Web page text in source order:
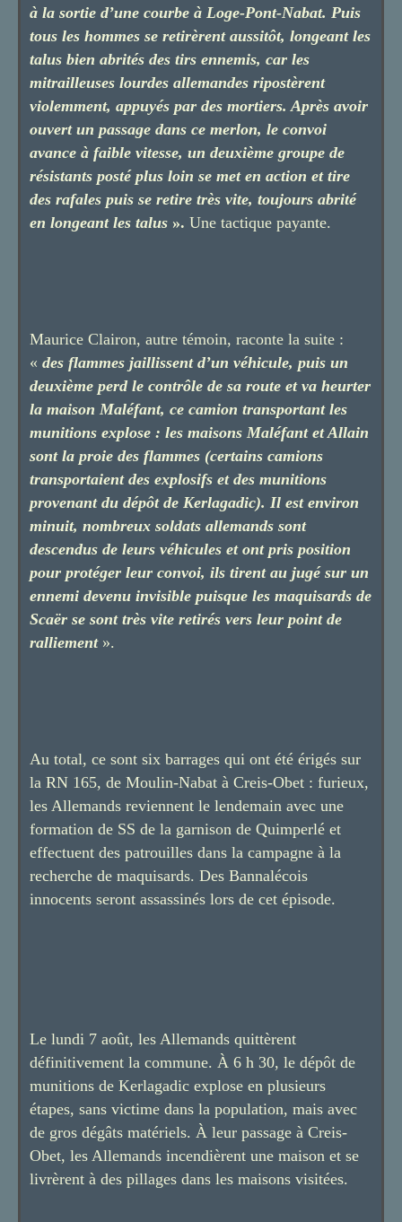
à la sortie d’une courbe à Loge-Pont-Nabat. Puis
tous les hommes se retirèrent aussitôt, longeant les
talus bien abrités des tirs ennemis, car les
mitrailleuses lourdes allemandes ripostèrent
violemment, appuyés par des mortiers. Après avoir
ouvert un passage dans ce merlon, le convoi
avance à faible vitesse, un deuxième groupe de
résistants posté plus loin se met en action et tire
des rafales puis se retire très vite, toujours abrité
en longeant les talus ». Une tactique payante.
Maurice Clairon, autre témoin, raconte la suite :
« des flammes jaillissent d’un véhicule, puis un
deuxième perd le contrôle de sa route et va heurter
la maison Maléfant, ce camion transportant les
munitions explose : les maisons Maléfant et Allain
sont la proie des flammes (certains camions
transportaient des explosifs et des munitions
provenant du dépôt de Kerlagadic). Il est environ
minuit, nombreux soldats allemands sont
descendus de leurs véhicules et ont pris position
pour protéger leur convoi, ils tirent au jugé sur un
ennemi devenu invisible puisque les maquisards de
Scaër se sont très vite retirés vers leur point de
ralliement».
Au total, ce sont six barrages qui ont été érigés sur
la RN 165, de Moulin-Nabat à Creis-Obet : furieux,
les Allemands reviennent le lendemain avec une
formation de SS de la garnison de Quimperlé et
effectuent des patrouilles dans la campagne à la
recherche de maquisards. Des Bannalécois
innocents seront assassinés lors de cet épisode.
Le lundi 7 août, les Allemands quittèrent
définitivement la commune. À 6 h 30, le dépôt de
munitions de Kerlagadic explose en plusieurs
étapes, sans victime dans la population, mais avec
de gros dégâts matériels. À leur passage à Creis-
Obet, les Allemands incendièrent une maison et se
livrèrent à des pillages dans les maisons visitées.